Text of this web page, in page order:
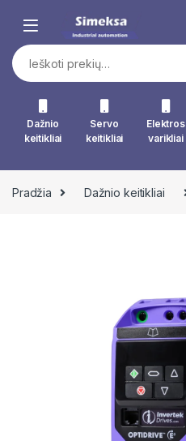
Ieškoti:
Dažnio
keitikliai
Servo
keitikliai
Elektros
varikliai
Pradžia Dažnio keitikliai